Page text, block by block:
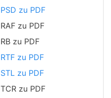
PSD zu PDF
RAF zu PDF
RB zu PDF
RTF zu PDF
STL zu PDF
TCR zu PDF